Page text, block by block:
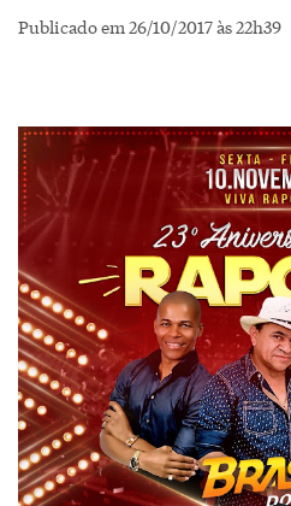
Publicado em 26/10/2017 às 22h39